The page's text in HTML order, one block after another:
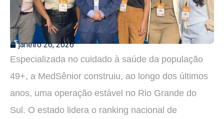
janeiro 26, 2026
Especializada no cuidado à saúde da população
49+, a MedSênior construiu, ao longo dos últimos
anos, uma operação estável no Rio Grande do
Sul. O estado lidera o ranking nacional de